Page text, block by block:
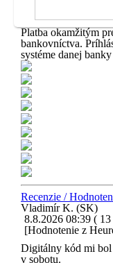
Platba okamžitým
bankovníctva.
systéme danej
Recenzie /
Vladimír K. (SK)
8.8.2026 08:39 (
[Hodnotenie z
Digitálny kód mi bol
v sobotu.